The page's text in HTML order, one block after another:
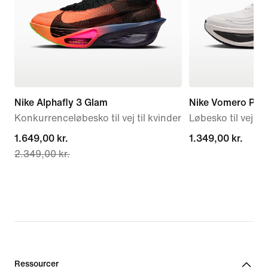
Nike Alphafly 3 Glam
Konkurrenceløbesko til vej til kvinder
current
price
2.349,00 kr.
1.649,00 kr.
2.349,00 kr.
Nike Vomero Plus
Løbesko til vej til
1.349,00 kr.
1.349,00 kr.
Ressourcer